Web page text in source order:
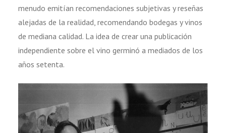
menudo emitían recomendaciones subjetivas y reseñas
alejadas de la realidad, recomendando bodegas y vinos
de mediana calidad. La idea de crear una publicación
independiente sobre el vino germinó a mediados de los
años setenta.